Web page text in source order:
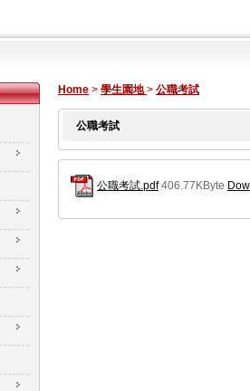
Home > 學生園地> 公職考試
公職考試
公職考試.pdf 406.77KByte